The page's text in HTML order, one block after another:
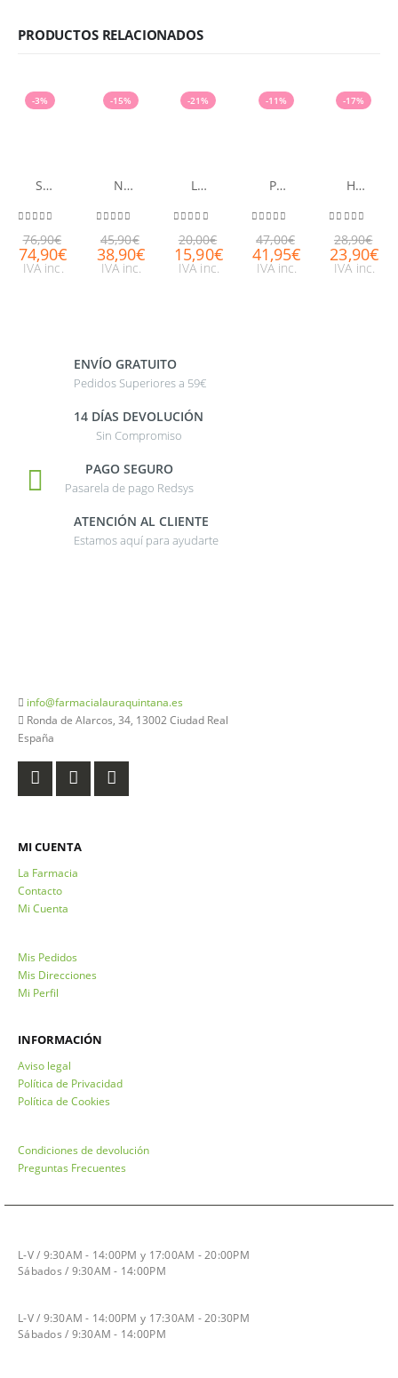
PRODUCTOS RELACIONADOS
-3%
Sérum Nutri-Revitalizante Nuxuriance® Gold 30ml
76,90€
74,90€
IVA inc.
-15%
Nuxellence® Zona Contorno de Ojos 15ml
45,90€
38,90€
IVA inc.
-21%
Loción-esencia reveladora de belleza Aquabella®
20,00€
15,90€
IVA inc.
-11%
Prodigieux® le parfum NUXE 50ml
47,00€
41,95€
IVA inc.
-17%
Huile prodigieuse® or NUXE 50ml
28,90€
23,90€
IVA inc.
ENVÍO GRATUITO
Pedidos Superiores a 59€
14 DÍAS DEVOLUCIÓN
Sin Compromiso
PAGO SEGURO
Pasarela de pago Redsys
ATENCIÓN AL CLIENTE
Estamos aquí para ayudarte
info@farmacialauraquintana.es
Ronda de Alarcos, 34, 13002 Ciudad Real
España
MI CUENTA
La Farmacia
Contacto
Mi Cuenta
Mis Pedidos
Mis Direcciones
Mi Perfil
INFORMACIÓN
Aviso legal
Política de Privacidad
Política de Cookies
Condiciones de devolución
Preguntas Frecuentes
L-V / 9:30AM - 14:00PM y 17:00AM - 20:00PM
Sábados / 9:30AM - 14:00PM
L-V / 9:30AM - 14:00PM y 17:30AM - 20:30PM
Sábados / 9:30AM - 14:00PM